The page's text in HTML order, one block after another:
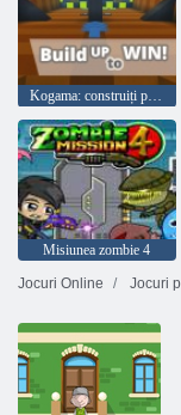
Kogama: construiți pentru a câștiga
Misiunea zombie 4
Jocuri Online
Jocuri